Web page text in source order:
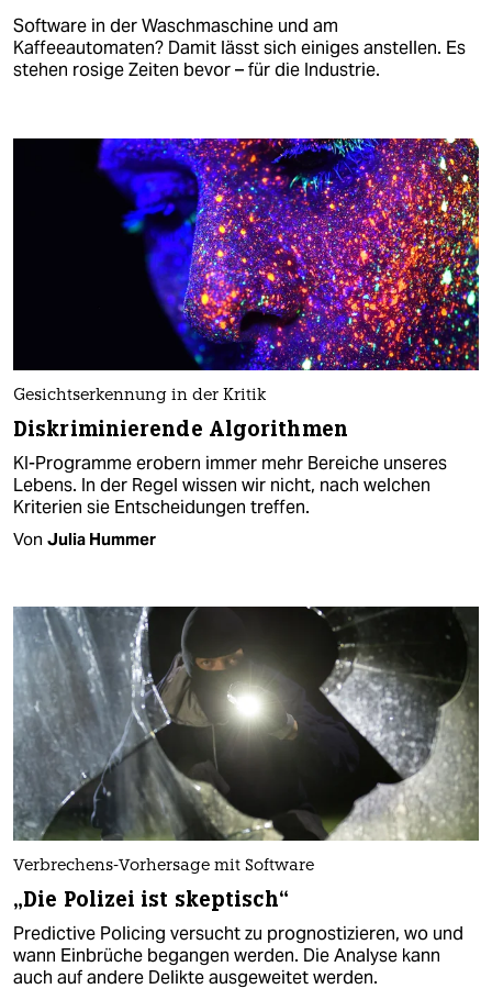
Software in der Waschmaschine und am
Kaffeeautomaten? Damit lässt sich einiges anstellen. Es
stehen rosige Zeiten bevor – für die Industrie.
Gesichtserkennung in der Kritik
Diskriminierende Algorithmen
KI-Programme erobern immer mehr Bereiche unseres
Lebens. In der Regel wissen wir nicht, nach welchen
Kriterien sie Entscheidungen treffen.
Von Julia Hummer
Verbrechens-Vorhersage mit Software
„Die Polizei ist skeptisch“
Predictive Policing versucht zu prognostizieren, wo und
wann Einbrüche begangen werden. Die Analyse kann
auch auf andere Delikte ausgeweitet werden.